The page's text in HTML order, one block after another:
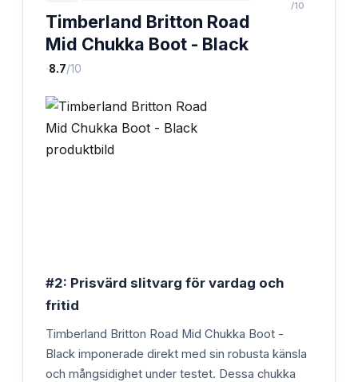
Timberland Britton Road
Mid Chukka Boot - Black
·8.7/10
/10
#2: Prisvärd slitvarg för vardag och
fritid
Timberland Britton Road Mid Chukka Boot -
Black imponerade direkt med sin robusta känsla
och mångsidighet under testet. Dessa chukka